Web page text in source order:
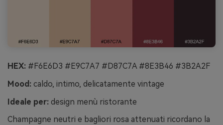
HEX: #F6E6D3 #E9C7A7 #D87C7A #8E3B46 #3B2A2F
Mood: caldo, intimo, delicatamente vintage
Ideale per: design menù ristorante
Champagne neutri e bagliori rosa attenuati ricordano la